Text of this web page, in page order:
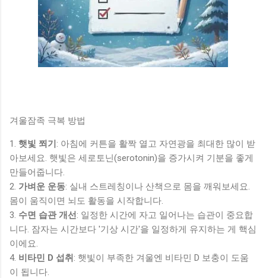
겨울잠족 극복 방법
1. 햇빛 쬐기 : 아침에 커튼을 활짝 열고 자연광을 최대한 많이 받
아보세요. 햇빛은 세로토닌(serotonin)을 증가시켜 기분을 좋게
만들어줍니다.
2. 가벼운 운동: 실내 스트레칭이나 산책으로 몸을 깨워보세요.
몸이 움직이면 뇌도 활동을 시작합니다.
3. 수면 습관 개선: 일정한 시간에 자고 일어나는 습관이 중요합
니다. 잠자는 시간보다 '기상 시간'을 일정하게 유지하는 게 핵심
이에요.
4. 비타민 D 섭취 : 햇빛이 부족한 겨울엔 비타민 D 보충이 도움
이 됩니다.